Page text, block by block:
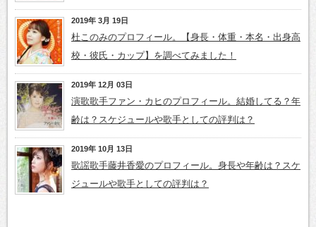
2019年 3月 19日
杜このみのプロフィール。【身長・体重・本名・出身高
校・彼氏・カップ】を調べてみました！
2019年 12月 03日
演歌歌手ファン・カヒのプロフィール。結婚してる？年
齢は？スケジュールや歌手としての評判は？
2019年 10月 13日
歌謡歌手藤井香愛のプロフィール。身長や年齢は？スケ
ジュールや歌手としての評判は？